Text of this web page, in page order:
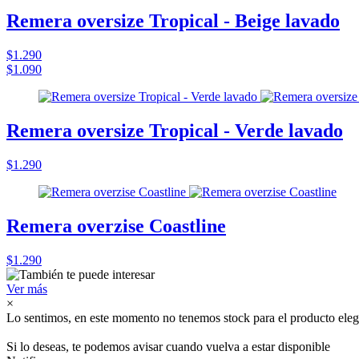
Remera oversize Tropical - Beige lavado
$1.290
$1.090
Remera oversize Tropical - Verde lavado
$1.290
Remera overzise Coastline
$1.290
Ver más
×
Lo sentimos, en este momento no tenemos stock para el producto
Si lo deseas, te podemos avisar cuando vuelva a estar disponible